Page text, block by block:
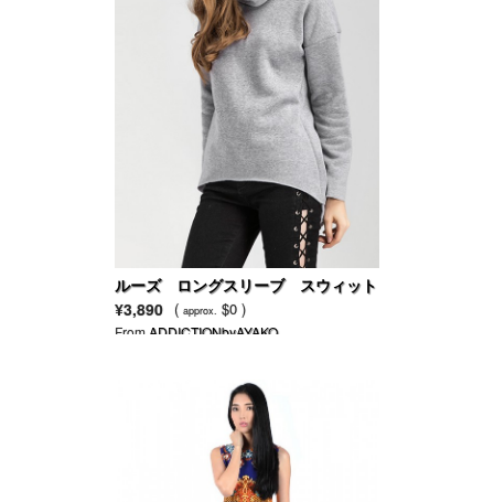
ルーズ ロングスリーブ スウィット
パーカー
¥3,890 ( approx. $0 )
From ADDICTIONbyAYAKO